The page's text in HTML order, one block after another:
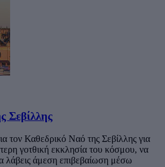
Σεβίλλης
τον Καθεδρικό Ναό της Σεβίλλης για
γοτθική εκκλησία του κόσμου, να
λάβεις άμεση επιβεβαίωση μέσω